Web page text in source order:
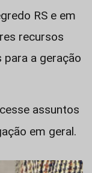
RS e em
recursos
para a geração
assuntos
em geral.